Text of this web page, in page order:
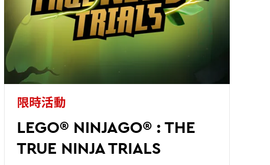
限時活動
LEGO® NINJAGO® : THE
TRUE NINJA TRIALS